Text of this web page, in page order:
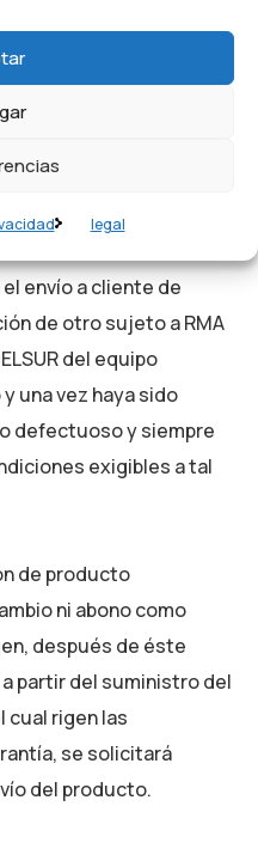
legal
a portes pagados y en el
y devolución siempre
envío a cliente de
de otro sujeto a RMA
del equipo
una vez haya sido
defectuoso y siempre
exigibles a tal
de producto
ni abono como
después de éste
partir del suministro del
cual rigen las
se solicitará
del producto.